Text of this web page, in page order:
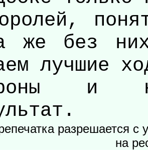
же без
лучшие
и
разрешается с
на